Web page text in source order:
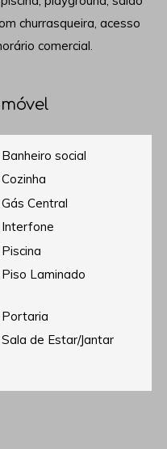
churrasqueira, acesso
comercial.
Banheiro social
Cozinha
Gás Central
Interfone
Piscina
Piso Laminado
Portaria
Sala de Estar/Jantar